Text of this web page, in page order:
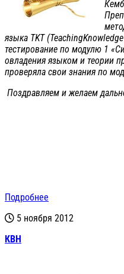
языка TKT
тестирование по модулю 1
овладения языком и теории
проверяла свои знания по
Поздравляем и желаем
Подробнее
5 ноября 2012
КВН